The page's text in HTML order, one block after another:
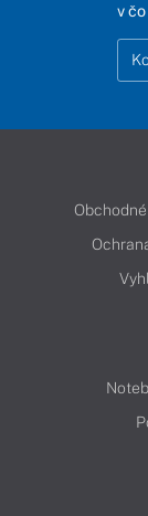
v